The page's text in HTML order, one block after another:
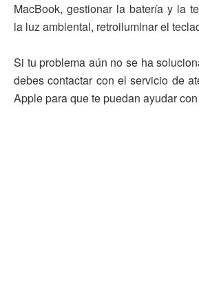
MacBook, gestionar la batería y la
la luz ambiental, retroiluminar el
Si tu problema aún no se ha
debes contactar con el servicio de
Apple para que te puedan ayudar